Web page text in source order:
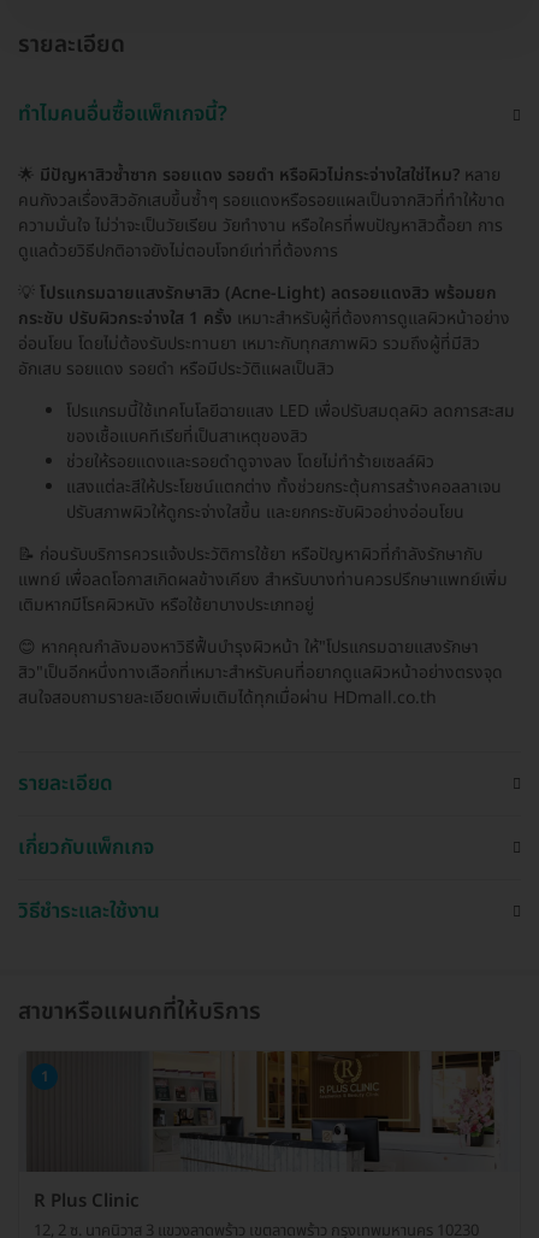
รายละเอียด
ทำไมคนอื่นซื้อแพ็กเกจนี้?
🌟 มีปัญหาสิวซ้ำซาก รอยแดง รอยดำ หรือผิวไม่กระจ่างใสใช่ไหม? หลาย
คนกังวลเรื่องสิวอักเสบขึ้นซ้ำๆ รอยแดงหรือรอยแผลเป็นจากสิวที่ทำให้ขาด
ความมั่นใจ ไม่ว่าจะเป็นวัยเรียน วัยทำงาน หรือใครที่พบปัญหาสิวดื้อยา การ
ดูแลด้วยวิธีปกติอาจยังไม่ตอบโจทย์เท่าที่ต้องการ
💡 โปรแกรมฉายแสงรักษาสิว (Acne-Light) ลดรอยแดงสิว พร้อมยก
กระชับ ปรับผิวกระจ่างใส 1 ครั้ง เหมาะสำหรับผู้ที่ต้องการดูแลผิวหน้าอย่าง
อ่อนโยน โดยไม่ต้องรับประทานยา เหมาะกับทุกสภาพผิว รวมถึงผู้ที่มีสิว
อักเสบ รอยแดง รอยดำ หรือมีประวัติแผลเป็นสิว
โปรแกรมนี้ใช้เทคโนโลยีฉายแสง LED เพื่อปรับสมดุลผิว ลดการสะสม
ของเชื้อแบคทีเรียที่เป็นสาเหตุของสิว
ช่วยให้รอยแดงและรอยดำดูจางลง โดยไม่ทำร้ายเซลล์ผิว
แสงแต่ละสีให้ประโยชน์แตกต่าง ทั้งช่วยกระตุ้นการสร้างคอลลาเจน
ปรับสภาพผิวให้ดูกระจ่างใสขึ้น และยกกระชับผิวอย่างอ่อนโยน
📝 ก่อนรับบริการควรแจ้งประวัติการใช้ยา หรือปัญหาผิวที่กำลังรักษากับ
แพทย์ เพื่อลดโอกาสเกิดผลข้างเคียง สำหรับบางท่านควรปรึกษาแพทย์เพิ่ม
เติมหากมีโรคผิวหนัง หรือใช้ยาบางประเภทอยู่
😊 หากคุณกำลังมองหาวิธีฟื้นบำรุงผิวหน้า ให้"โปรแกรมฉายแสงรักษา
สิว"เป็นอีกหนึ่งทางเลือกที่เหมาะสำหรับคนที่อยากดูแลผิวหน้าอย่างตรงจุด
สนใจสอบถามรายละเอียดเพิ่มเติมได้ทุกเมื่อผ่าน HDmall.co.th
รายละเอียด
เกี่ยวกับแพ็กเกจ
วิธีชำระและใช้งาน
สาขาหรือแผนกที่ให้บริการ
1
R Plus Clinic
12, 2 ซ. นาคนิวาส 3 แขวงลาดพร้าว เขตลาดพร้าว กรุงเทพมหานคร 10230